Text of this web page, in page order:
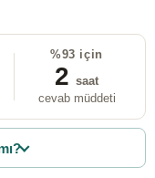
%93 için
2 saat
cevab müddeti